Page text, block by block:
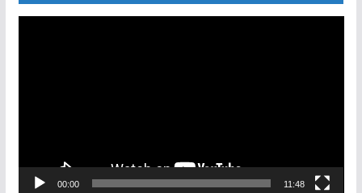
V
00:00 11:48